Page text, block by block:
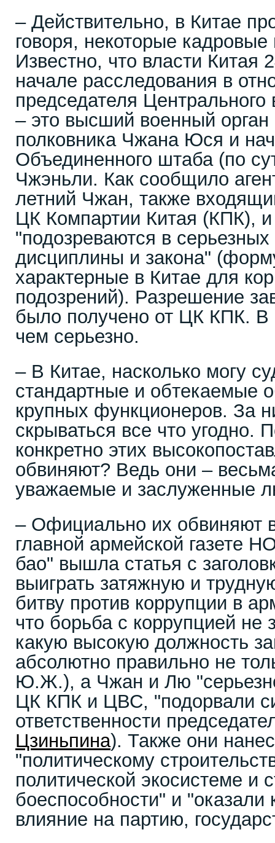
– Действительно, в Китае
говоря, некоторые кадровые
Известно, что власти Китая
начале расследования в
председателя
– это высший военный
полковника Чжана Юся и
Объединенного штаба (по
Чжэньли. Как сообщило
летний Чжан, также
ЦК Компартии Китая (КПК),
"подозреваются в
дисциплины и закона"
характерные в Китае для
подозрений). Разрешение
было получено от ЦК КПК.
чем серьезно.
– В Китае, насколько могу
стандартные и обтекаемые
крупных функционеров. За
скрываться все что угодно.
конкретно этих
обвиняют? Ведь они –
уважаемые и заслуженные
– Официально их обвиняют
главной армейской газете
бао" вышла статья с
выиграть затяжную и
битву против коррупции в
что борьба с коррупцией не
какую высокую должность
абсолютно правильно не
Ю.Ж.), а Чжан и Лю
ЦК КПК и ЦВС, "подорвали
ответственности
Цзиньпина). Также они
"политическому
политической экосистеме и
боеспособности" и "оказали
влияние на партию,